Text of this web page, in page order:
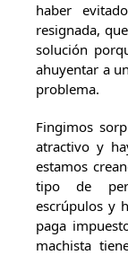
haber
resignada,
solución
ahuyentar a
problema.
Fingimos
atractivo y
estamos
tipo de
escrúpulos y
paga
machista